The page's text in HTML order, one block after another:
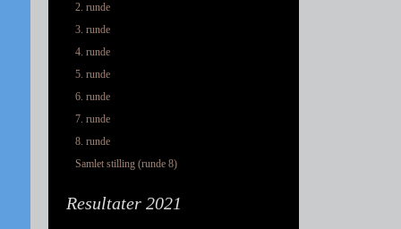
2. runde
3. runde
4. runde
5. runde
6. runde
7. runde
8. runde
Samlet stilling (runde 8)
Resultater 2021